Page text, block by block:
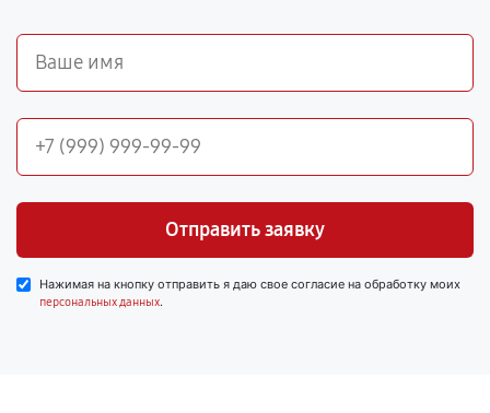
Отправить заявку
Нажимая на кнопку отправить я даю свое согласие на обработку моих
персональных данных.